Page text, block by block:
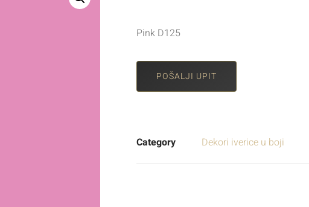
Pink D125
POŠALJI UPIT
Category Dekori iverice u boji